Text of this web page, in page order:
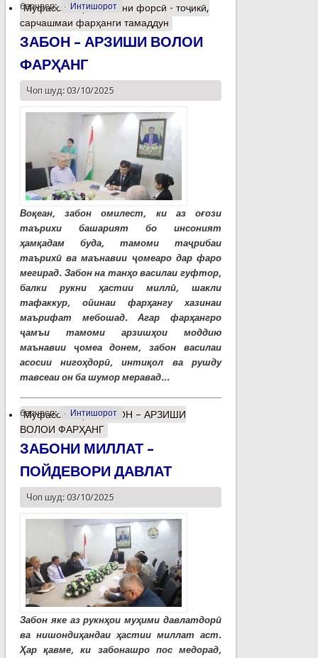
барчасп: Интишорот
Муфассалтаро Забони форсӣ - тоҷикӣ,
сарчашмаи фарҳанги тамаддун
ЗАБОН – АРЗИШИ ВОЛОИ
ФАРҲАНГ
Чоп шуд: 03/10/2025
Воқеан, забон омилест, ки аз оғози
таърихи башарият бо инсоният
ҳамқадам буда, тамоми таҷрибаи
таърихӣ ва маънавии ҷомеаро дар фаро
мегирад. Забон на танҳо василаи гуфтор,
балки рукни ҳастии миллӣ, шакли
тафаккур, ойинаи фарҳангу хазинаи
маърифат мебошад. Агар фарҳангро
ҷамъи тамоми арзишҳои моддию
маънавии ҷомеа донем, забон василаи
асосии нигоҳдорӣ, интиқол ва рушду
тавсеаи он ба шумор меравад...
барчасп: Интишорот
Муфассалтаро ЗАБОН – АРЗИШИ
ВОЛОИ ФАРҲАНГ
ЗАБОНИ МИЛЛАТ –
ПОЙДЕВОРИ ДАВЛАТ
Чоп шуд: 03/10/2025
Забон яке аз рукнҳои муҳими давлатдорӣ
ва нишондиҳандаи ҳастии миллат аст.
Ҳар қавме, ки забонашро пос медорад,